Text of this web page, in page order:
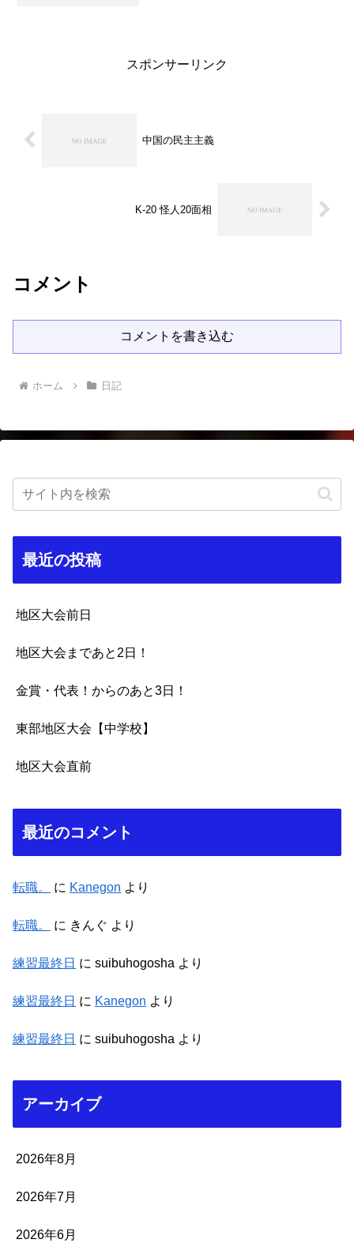
スポンサーリンク
中国の民主主義
K-20 怪人20面相
コメント
コメントを書き込む
ホーム 日記
最近の投稿
地区大会前日
地区大会まであと2日！
金賞・代表！からのあと3日！
東部地区大会【中学校】
地区大会直前
最近のコメント
転職。 に Kanegon より
転職。 に きんぐ より
練習最終日 に suibuhogosha より
練習最終日 に Kanegon より
練習最終日 に suibuhogosha より
アーカイブ
2026年8月
2026年7月
2026年6月